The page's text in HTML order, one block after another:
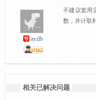
ayzlb
不建议套用
数，并计取
相关已解决问题